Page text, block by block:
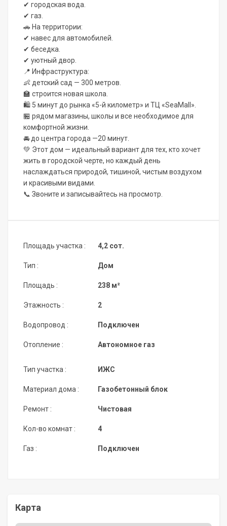
✔ городская вода.
✔ газ.
🚗 На территории:
✔ навес для автомобилей.
✔ беседка.
✔ уютный двор.
📍 Инфраструктура:
👶 детский сад — 300 метров.
🏫 строится новая школа.
🛍 5 минут до рынка «5-й километр» и ТЦ «SeaMall».
🏪 рядом магазины, школы и все необходимое для
комфортной жизни.
🚘 до центра города —20 минут.
💚 Этот дом — идеальный вариант для тех, кто хочет
жить в городской черте, но каждый день
наслаждаться природой, тишиной, чистым воздухом
и красивыми видами.
📞 Звоните и записывайтесь на просмотр.
Площадь участка :
Тип :
Площадь :
Этажность :
Водопровод :
Отопление :
4,2 сот.
Дом
238 м²
2
Подключен
Автономное газ
Тип участка :
Материал дома :
Ремонт :
Кол-во комнат :
Газ :
ИЖС
Газобетонный блок
Чистовая
4
Подключен
Карта